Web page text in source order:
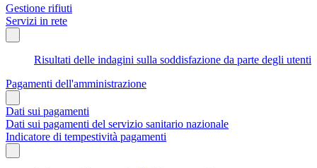
Gestione rifiuti
Servizi in rete
Risultati delle indagini sulla soddisfazione da parte degli utenti
Pagamenti dell'amministrazione
Dati sui pagamenti
Dati sui pagamenti del servizio sanitario nazionale
Indicatore di tempestività pagamenti